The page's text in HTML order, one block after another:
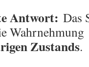
Antwort: Das
Wahrnehmung
Zustands.